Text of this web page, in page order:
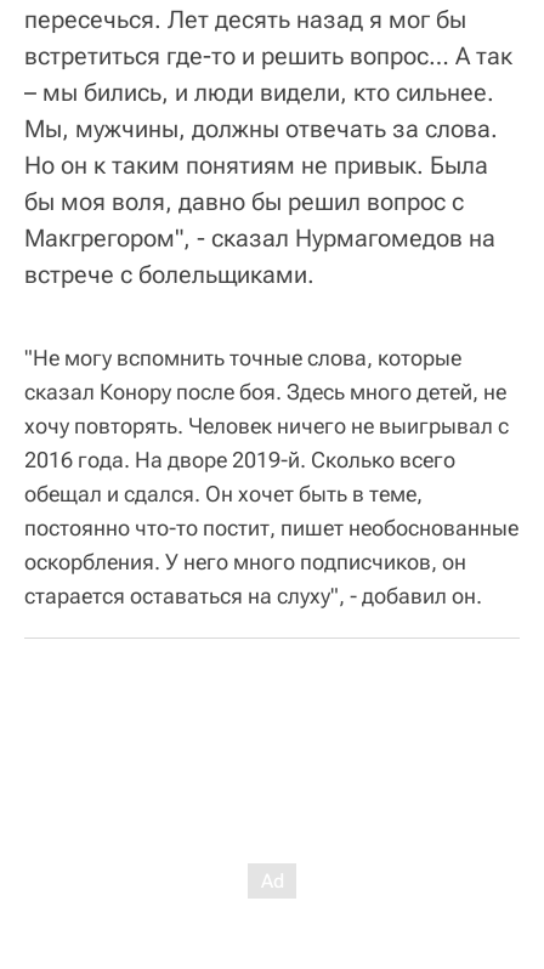
пересечься. Лет десять назад я мог бы
встретиться где-то и решить вопрос… А так
– мы бились, и люди видели, кто сильнее.
Мы, мужчины, должны отвечать за слова.
Но он к таким понятиям не привык. Была
бы моя воля, давно бы решил вопрос с
Макгрегором", - сказал Нурмагомедов на
встрече с болельщиками.
"Не могу вспомнить точные слова, которые
сказал Конору после боя. Здесь много детей, не
хочу повторять. Человек ничего не выигрывал с
2016 года. На дворе 2019-й. Сколько всего
обещал и сдался. Он хочет быть в теме,
постоянно что-то постит, пишет необоснованные
оскорбления. У него много подписчиков, он
старается оставаться на слуху", - добавил он.